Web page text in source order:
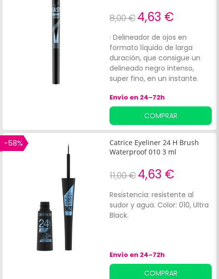
8,00 € 4,63 €
· Delineador de ojos en
formato líquido de larga
duración, que consigue un
delineado negro intenso,
super fino, en un instante.
Consejo: Para crear la base
perfecta para un delineador
espectacular, sólo hay que
aplicar polvos sueltos o una
prebase de sombras.·
Fórmula vegana, no ha sido
010, Black Lifeproof.
Envío en 24-72h
COMPRAR
-58%
Catrice Eyeliner 24 H Brush
Waterproof 010 3 ml
11,00 € 4,63 €
Resistencia: resistente al
sudor y agua. Color: 010, Ultra
Black.
Envío en 24-72h
COMPRAR